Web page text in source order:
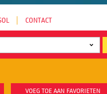
CONTACT
VOEG TOE AAN FAVORIETEN